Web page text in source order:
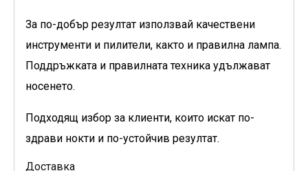
За по-добър резултат използвай качествени
инструменти и пилители, както и правилна лампа.
Поддръжката и правилната техника удължават
носенето.
Подходящ избор за клиенти, които искат по-
здрави нокти и по-устойчив резултат.
Доставка